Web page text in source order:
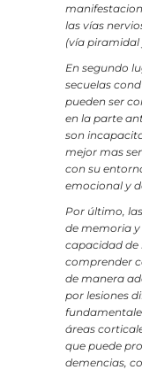
las vías
(vía piramidal
En segundo
secuelas
pueden ser
en la parte
son
mejor mas
con su
emocional y
Por último,
de memoria
capacidad de
comprender
de manera
por lesiones
áreas
que puede
demencias,